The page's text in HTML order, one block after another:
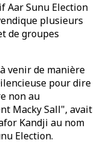
Aar Sunu Election
plusieurs
de groupes
venir de manière
pour dire
non au
Macky Sall", avait
Kandji au nom
Election.